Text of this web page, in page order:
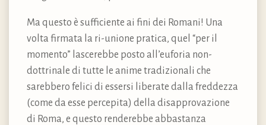
Ma questo è sufficiente ai fini dei Romani! Una
volta firmata la ri-unione pratica, quel “per il
momento” lascerebbe posto all’euforia non-
dottrinale di tutte le anime tradizionali che
sarebbero felici di essersi liberate dalla freddezza
(come da esse percepita) della disapprovazione
di Roma, e questo renderebbe abbastanza